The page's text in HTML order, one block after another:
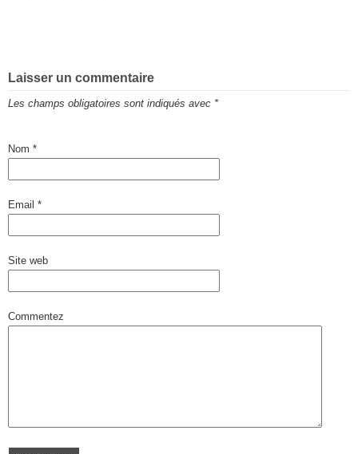
Laisser un commentaire
Les champs obligatoires sont indiqués avec *
Nom *
Email *
Site web
Commentez